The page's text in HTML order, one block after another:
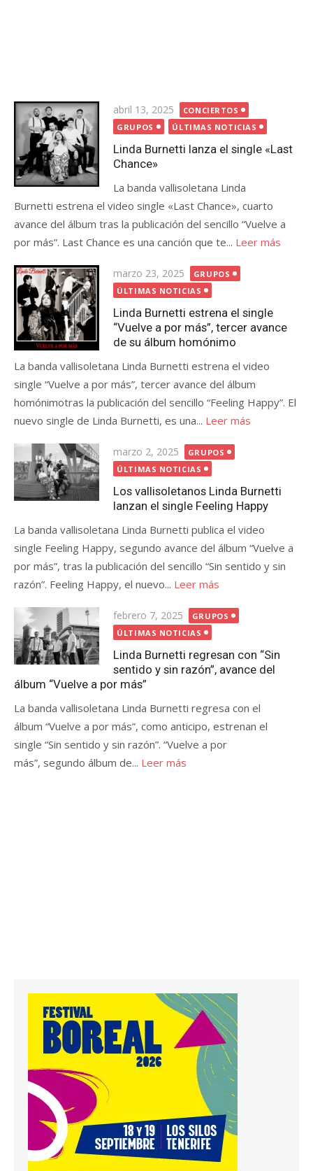
Publicada
el
abril 13, 2025
CONCIERTOS
GRUPOS
ÚLTIMAS NOTICIAS
Linda Burnetti lanza el single «Last
Chance»
La banda vallisoletana Linda
Burnetti estrena el video single «Last Chance», cuarto
avance del álbum tras la publicación del sencillo “Vuelve a
por más”. Last Chance es una canción que te... Leer más
Publicada
el
marzo 23, 2025
GRUPOS
ÚLTIMAS NOTICIAS
Linda Burnetti estrena el single
“Vuelve a por más”, tercer avance
de su álbum homónimo
La banda vallisoletana Linda Burnetti estrena el video
single “Vuelve a por más”, tercer avance del álbum
homónimotras la publicación del sencillo “Feeling Happy”. El
nuevo single de Linda Burnetti, es una... Leer más
Publicada
el
marzo 2, 2025
GRUPOS
ÚLTIMAS NOTICIAS
Los vallisoletanos Linda Burnetti
lanzan el single Feeling Happy
La banda vallisoletana Linda Burnetti publica el video
single Feeling Happy, segundo avance del álbum “Vuelve a
por más”, tras la publicación del sencillo “Sin sentido y sin
razón”. Feeling Happy, el nuevo... Leer más
Publicada
el
febrero 7, 2025
GRUPOS
ÚLTIMAS NOTICIAS
Linda Burnetti regresan con “Sin
sentido y sin razón”, avance del
álbum “Vuelve a por más”
La banda vallisoletana Linda Burnetti regresa con el
álbum “Vuelve a por más”, como anticipo, estrenan el
single “Sin sentido y sin razón”. “Vuelve a por
más”, segundo álbum de... Leer más